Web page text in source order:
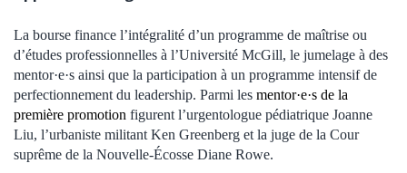
La bourse finance l’intégralité d’un programme de maîtrise ou
d’études professionnelles à l’Université McGill, le jumelage à des
mentor·e·s ainsi que la participation à un programme intensif de
perfectionnement du leadership. Parmi les mentor·e·s de la
première promotion figurent l’urgentologue pédiatrique Joanne
Liu, l’urbaniste militant Ken Greenberg et la juge de la Cour
suprême de la Nouvelle-Écosse Diane Rowe.